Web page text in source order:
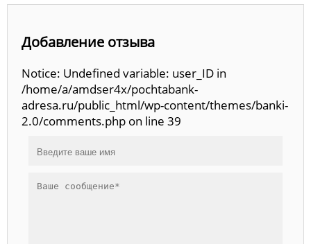
Добавление отзыва
Notice: Undefined variable: user_ID in
/home/a/amdser4x/pochtabank-
adresa.ru/public_html/wp-content/themes/banki-
2.0/comments.php on line 39